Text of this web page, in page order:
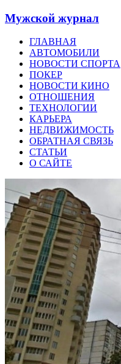
Мужской журнал
ГЛАВНАЯ
АВТОМОБИЛИ
НОВОСТИ СПОРТА
ПОКЕР
НОВОСТИ КИНО
ОТНОШЕНИЯ
ТЕХНОЛОГИИ
КАРЬЕРА
НЕДВИЖИМОСТЬ
ОБРАТНАЯ СВЯЗЬ
СТАТЬИ
О САЙТЕ